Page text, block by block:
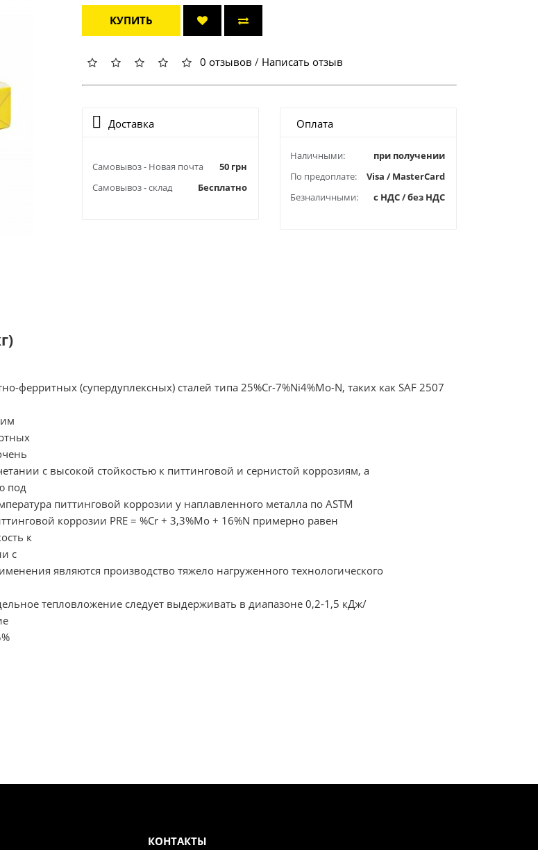
КУПИТЬ
0 отзывов / Написать отзыв
Доставка
Самовывоз - Новая почта
50 грн
Самовывоз - склад
Бесплатно
Оплата
Наличными:
при получении
По предоплате:
Visa / MasterCard
Безналичными:
с НДС / без НДС
ферритных (супердуплексных) сталей типа 25%Cr-7%Ni4%Mo-N, таких как SAF 2507
с высокой стойкостью к питтинговой и сернистой коррозиям, а
под
питтинговой коррозии у наплавленного металла по ASTM
коррозии PRE = %Cr + 3,3%Mo + 16%N примерно равен
к
с
являются производство тяжело нагруженного технологического
тепловложение следует выдерживать в диапазоне 0,2-1,5 кДж/
КОНТАКТЫ